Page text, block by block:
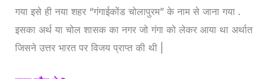
गया इसे ही नया शहर “गंगाईकोंड चोलापुरम” के नाम से जाना गया .
इसका अर्थ या चोल शासक का नगर जो गंगा को लेकर आया था अर्थात
जिसने उत्तर भारत पर विजय प्राप्त की थी |